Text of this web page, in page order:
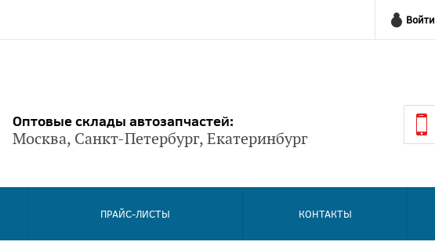
Войти
Оптовые склады автозапчастей:
Москва, Санкт-Петербург, Екатеринбург
ПРАЙС-ЛИСТЫ КОНТАКТЫ